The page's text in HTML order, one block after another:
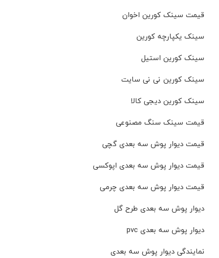
قیمت سینک کورین اخوان
سینک یکپارچه کورین
سینک کورین استیل
سینک کورین نی نی سایت
سینک کورین دیجی کالا
قیمت سینک سنگ مصنوعی
قیمت دیوار پوش سه بعدی گچی
قیمت دیوار پوش سه بعدی اپوکسی
قیمت دیوار پوش سه بعدی چرمی
دیوار پوش سه بعدی طرح گل
دیوار پوش سه بعدی pvc
نمایندگی دیوار پوش سه بعدی